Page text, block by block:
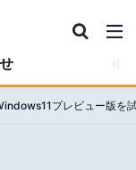
プレビュー版を